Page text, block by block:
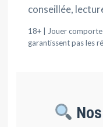
conseillée,
18+ | Jouer comporte
garantissent pas les